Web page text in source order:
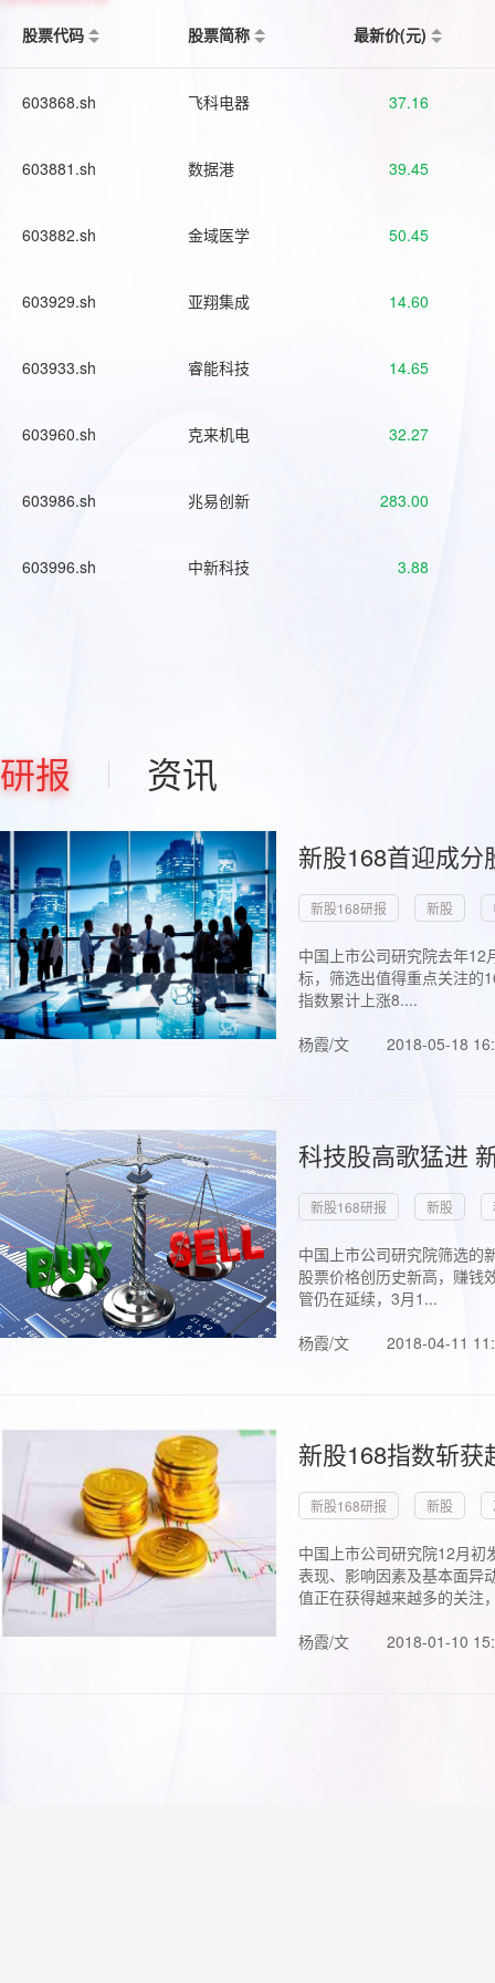
股票代码
股票简称 最新价(元)
603868.sh 飞科电器 37.16
603881.sh 数据港 39.45
603882.sh 金域医学 50.45
603929.sh 亚翔集成 14.60
603933.sh 睿能科技 14.65
603960.sh 克来机电 32.27
603986.sh 兆易创新 283.00
603996.sh 中新科技 3.88
研报 资讯
新股168首迎成
新股168研报 新股
中国上市公司研究院去年
标，筛选出值得重点关注的
指数累计上涨8....
杨霞/文
2018-05-18
科技股高歌猛进
新股168研报 新股
中国上市公司研究院筛选的
股票价格创历史新高，赚钱
管仍在延续，3月1...
杨霞/文
2018-04-11
新股168指数斩
新股168研报 新股
中国上市公司研究院12月初
表现、影响因素及基本面异
值正在获得越来越多的关注
杨霞/文
2018-01-10